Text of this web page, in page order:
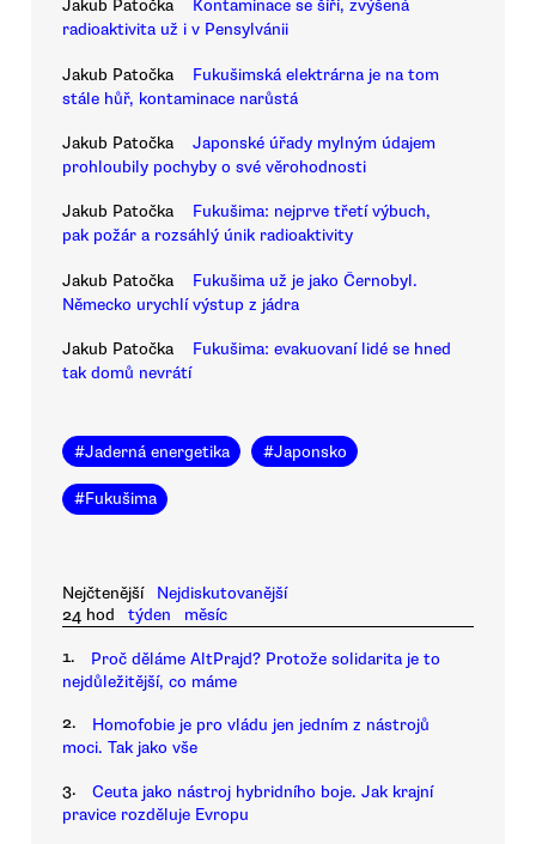
Jakub Patočka
Kontaminace se šíří, zvýšená
radioaktivita už i v Pensylvánii
Jakub Patočka
Fukušimská elektrárna je na tom
stále hůř, kontaminace narůstá
Jakub Patočka
Japonské úřady mylným údajem
prohloubily pochyby o své věrohodnosti
Jakub Patočka
Fukušima: nejprve třetí výbuch,
pak požár a rozsáhlý únik radioaktivity
Jakub Patočka
Fukušima už je jako Černobyl.
Německo urychlí výstup z jádra
Jakub Patočka
Fukušima: evakuovaní lidé se hned
tak domů nevrátí
#Jaderná energetika #Japonsko
#Fukušima
Nejčtenější
Nejdiskutovanější
24 hod
týden měsíc
1.
Proč děláme AltPrajd? Protože solidarita je to
nejdůležitější, co máme
2.
Homofobie je pro vládu jen jedním z nástrojů
moci. Tak jako vše
3.
Ceuta jako nástroj hybridního boje. Jak krajní
pravice rozděluje Evropu